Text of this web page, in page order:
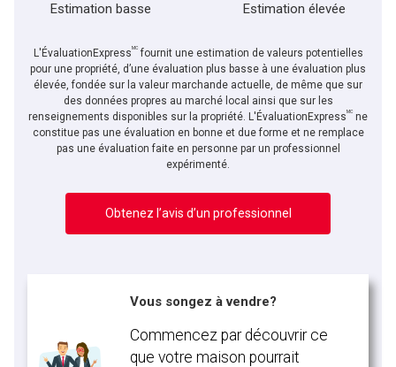
Estimation basse Estimation élevée
L'ÉvaluationExpressMCfournit une estimation de valeurs potentielles
pour une propriété, d’une évaluation plus basse à une évaluation plus
élevée, fondée sur la valeur marchande actuelle, de même que sur
des données propres au marché local ainsi que sur les
renseignements disponibles sur la propriété. L'ÉvaluationExpressMC ne
constitue pas une évaluation en bonne et due forme et ne remplace
pas une évaluation faite en personne par un professionnel
expérimenté.
Obtenez l’avis d’un professionnel
Vous songez à vendre?
Commencez par découvrir ce
que votre maison pourrait